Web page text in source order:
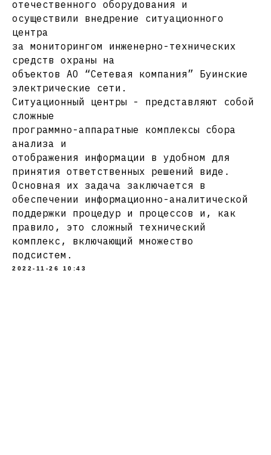
отечественного оборудования и
осуществили внедрение ситуационного
центра
за мониторингом инженерно-технических
средств охраны на
объектов АО “Сетевая компания” Буинские
электрические сети.
Ситуационный центры - представляют собой
сложные
программно-аппаратные комплексы сбора
анализа и
отображения информации в удобном для
принятия ответственных решений виде.
Основная их задача заключается в
обеспечении информационно-аналитической
поддержки процедур и процессов и, как
правило, это сложный технический
комплекс, включающий множество
подсистем.
2022-11-26 10:43